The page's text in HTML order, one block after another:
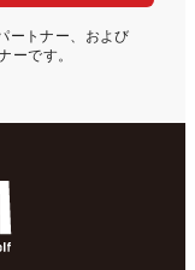
ートナー、および
ーです。